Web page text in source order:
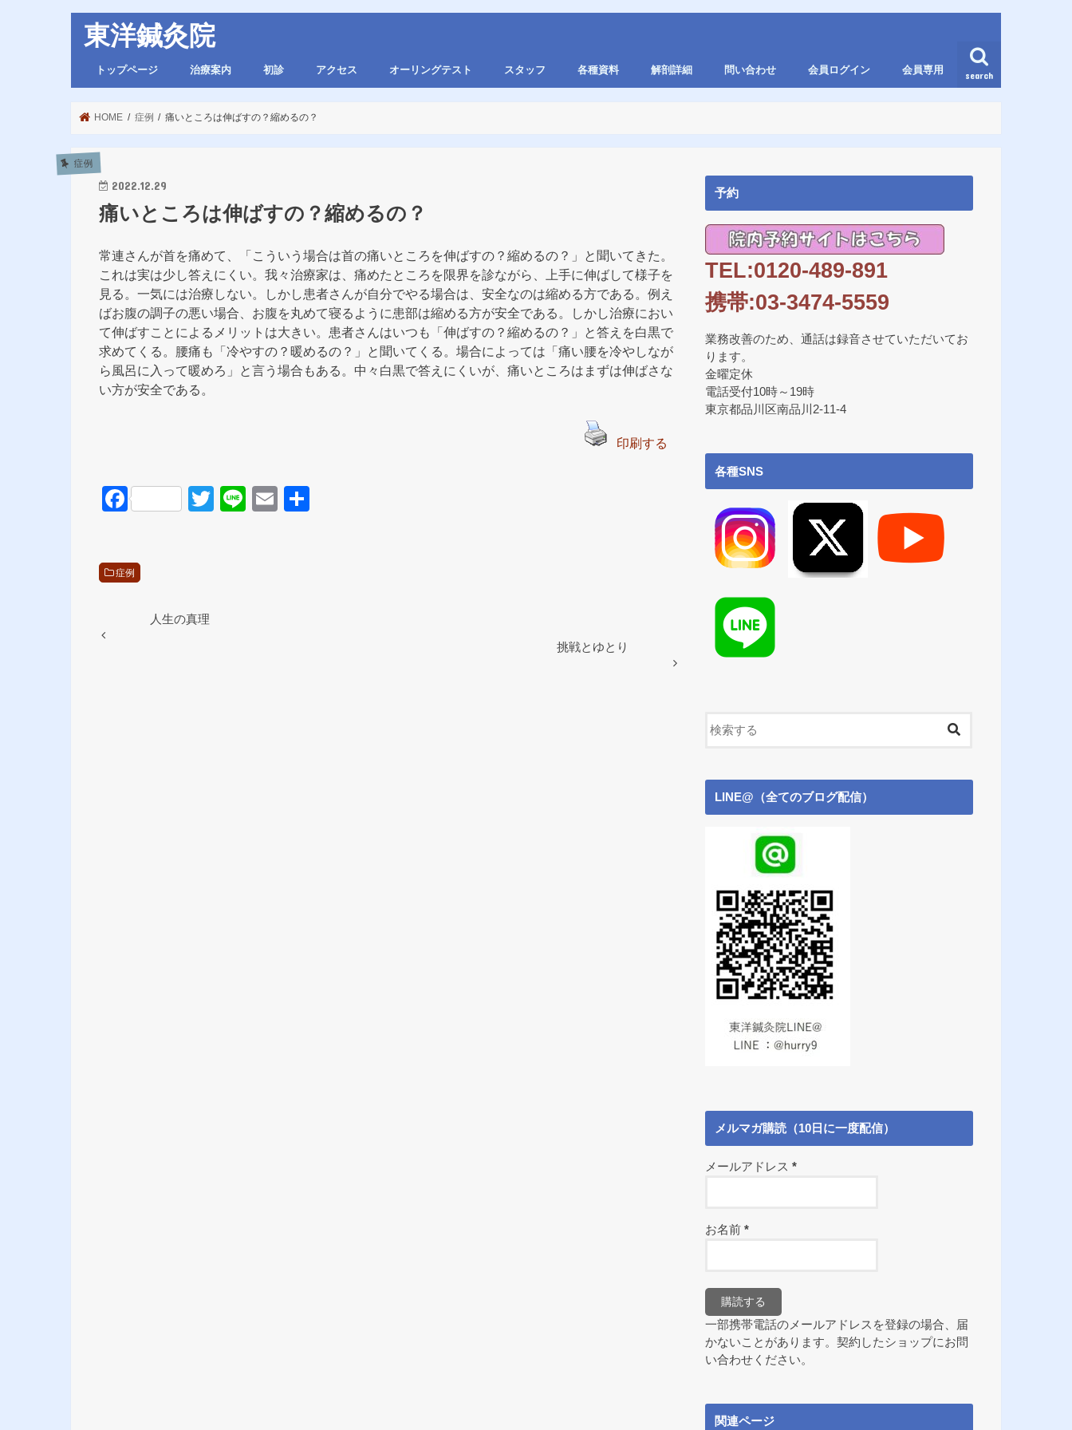
東洋鍼灸院
search
トップページ 治療案内 初診 アクセス オーリングテスト スタッフ 各種資料 解剖詳細 問い合わせ 会員ログイン 会員専用
HOME 症例 痛いところは伸ばすの？縮めるの？
症例
2022.12.29
痛いところは伸ばすの？縮めるの？
常連さんが首を痛めて、「こういう場合は首の痛いところを伸ばすの？縮めるの？」と聞いてきた。
これは実は少し答えにくい。我々治療家は、痛めたところを限界を診ながら、上手に伸ばして様子を
見る。一気には治療しない。しかし患者さんが自分でやる場合は、安全なのは縮める方である。例え
ばお腹の調子の悪い場合、お腹を丸めて寝るように患部は縮める方が安全である。しかし治療におい
て伸ばすことによるメリットは大きい。患者さんはいつも「伸ばすの？縮めるの？」と答えを白黒で
求めてくる。腰痛も「冷やすの？暖めるの？」と聞いてくる。場合によっては「痛い腰を冷やしなが
ら風呂に入って暖めろ」と言う場合もある。中々白黒で答えにくいが、痛いところはまずは伸ばさな
い方が安全である。
印刷する
F
e
T
Li
E
症例
人生の真理
挑戦とゆとり
予約
TEL:0120-489-891
携帯:03-3474-5559
業務改善のため、通話は録音させていただいてお
ります。
金曜定休
電話受付10時～19時
東京都品川区南品川2-11-4
各種SNS
LINE@（全てのブログ配信）
メルマガ購読（10日に一度配信）
メールアドレス *
お名前 *
一部携帯電話のメールアドレスを登録の場合、届
かないことがあります。契約したショップにお問
い合わせください。
関連ページ